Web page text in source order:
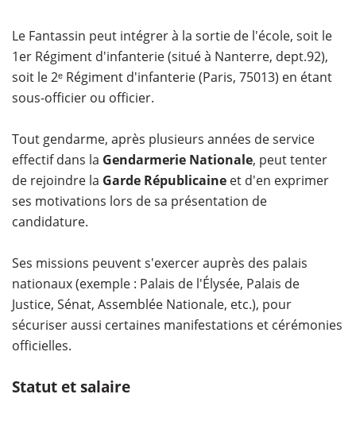
Le Fantassin peut intégrer à la sortie de l'école, soit le
1er Régiment d'infanterie (situé à Nanterre, dept.92),
soit le 2ᵉ Régiment d'infanterie (Paris, 75013) en étant
sous-officier ou officier.
Tout gendarme, après plusieurs années de service
effectif dans la Gendarmerie Nationale, peut tenter
de rejoindre la Garde Républicaine et d'en exprimer
ses motivations lors de sa présentation de
candidature.
Ses missions peuvent s'exercer auprès des palais
nationaux (exemple : Palais de l'Élysée, Palais de
Justice, Sénat, Assemblée Nationale, etc.), pour
sécuriser aussi certaines manifestations et cérémonies
officielles.
Statut et salaire